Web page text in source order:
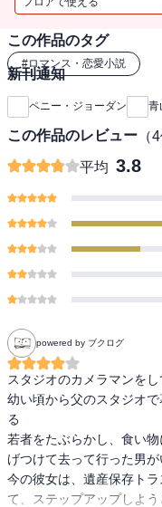
リアを誇るペニー・ジョ
す。イタリアのコモ湖畔
主人公の揺れる心情が繊細
この作品のタグ
#ロマンス・恋愛小説
新刊通知
ペニー・ジョーダン 青
この作品のレビュー （4
平均 3.8
powered by ブクログ
スタジオのカメラマンをし
幼い頃から父のスタジオ
る
若者をたぶらかし、食い
げつけて去って行った男が
今の彼女は、遺産保存ト
て、ステップアップしよ